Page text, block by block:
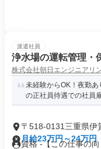
派遣社員
浄水場の運転管理・
株式会社朝日エンジニアリ
未経験からOK！夜勤
の正社員待遇での社員
〒518-0131三重県伊
月給23万円～24万円
資格 -【この仕事の